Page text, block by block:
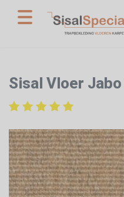
Sisal Vloer